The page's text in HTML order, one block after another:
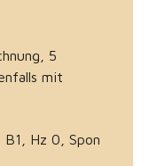
5
mit
Hz 0, Spon